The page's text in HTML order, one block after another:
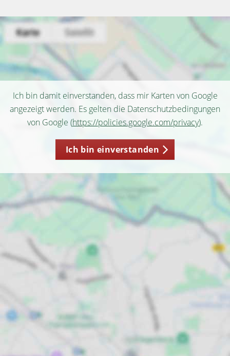
Ich bin damit einverstanden, dass mir Karten von Google
angezeigt werden. Es gelten die Datenschutzbedingungen
von Google (https://policies.google.com/privacy).
Ich bin einverstanden